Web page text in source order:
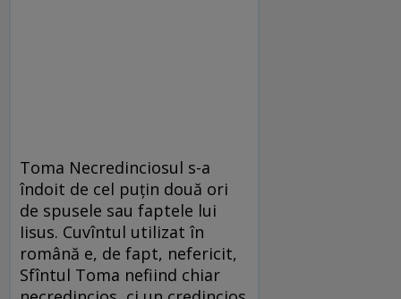
Toma Necredinciosul s-a
îndoit de cel puțin două ori
de spusele sau faptele lui
Iisus. Cuvîntul utilizat în
română e, de fapt, nefericit,
Sfîntul Toma nefiind chiar